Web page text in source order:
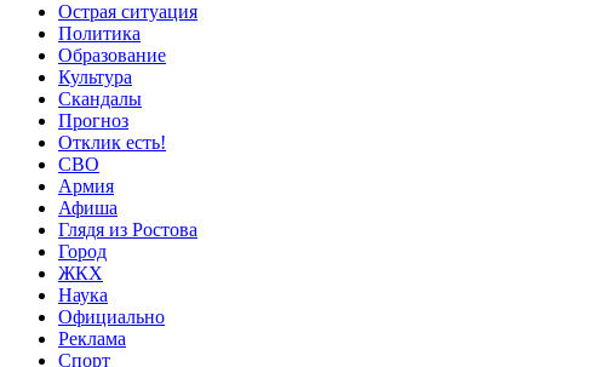
Острая ситуация
Политика
Образование
Культура
Скандалы
Прогноз
Отклик есть!
СВО
Армия
Афиша
Глядя из Ростова
Город
ЖКХ
Наука
Официально
Реклама
Спорт